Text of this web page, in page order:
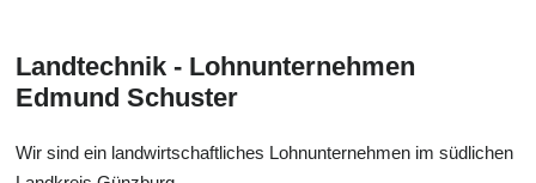
Landtechnik - Lohnunternehmen
Edmund Schuster
Wir sind ein landwirtschaftliches Lohnunternehmen im südlichen